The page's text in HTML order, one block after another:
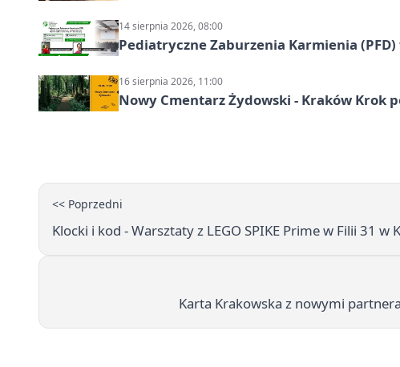
14 sierpnia 2026, 08:00
Pediatryczne Zaburzenia Karmienia
16 sierpnia 2026, 11:00
Nowy Cmentarz Żydowski - Kraków Krok
<< Poprzedni
Klocki i kod - Warsztaty z LEGO SPIKE Prime w Filii 31 w
Karta Krakowska z nowymi